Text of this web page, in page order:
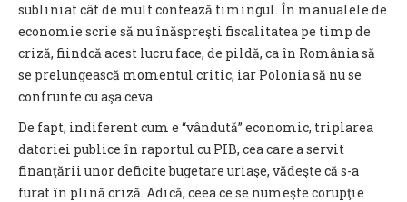
subliniat cât de mult contează timingul. În manualele de
economie scrie să nu înăspreşti fiscalitatea pe timp de
criză, fiindcă acest lucru face, de pildă, ca în România să
se prelungească momentul critic, iar Polonia să nu se
confrunte cu aşa ceva.
De fapt, indiferent cum e “vândută” economic, triplarea
datoriei publice în raportul cu PIB, cea care a servit
finanţării unor deficite bugetare uriaşe, vădeşte că s-a
furat în plină criză. Adică, ceea ce se numeşte corupţie